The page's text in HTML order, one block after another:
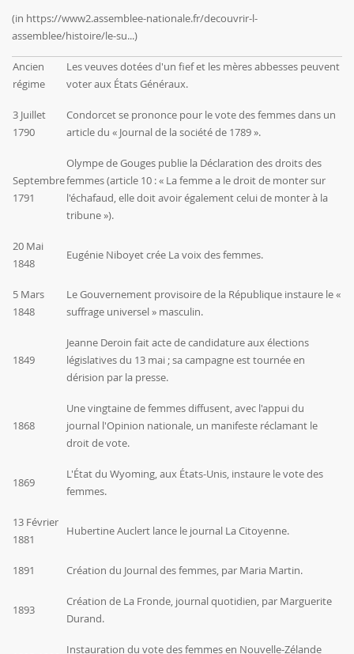
(in https://www2.assemblee-nationale.fr/decouvrir-l-
assemblee/histoire/le-su...)
Ancien
régime
Les veuves dotées d'un fief et les mères abbesses peuvent
voter aux États Généraux.
3 Juillet
1790
Condorcetse prononce pour le vote des femmes dans un
article du « Journal de la société de 1789 ».
Septembre
1791
Olympe de Gouges publie la Déclaration des droits des
femmes (article 10 : « La femme a le droit de monter sur
l'échafaud, elle doit avoir également celui de monter à la
tribune »).
20 Mai
1848
Eugénie Niboyet crée La voix des femmes.
5 Mars
1848
Le Gouvernement provisoire de la République instaure le «
suffrage universel » masculin.
1849
Jeanne Deroin fait acte de candidature aux élections
législatives du 13 mai ; sa campagne est tournée en
dérision par la presse.
1868
Une vingtaine de femmes diffusent, avec l'appui du
journal l'Opinion nationale, un manifeste réclamant le
droit de vote.
1869
L'État du Wyoming, aux États-Unis, instaure le vote des
femmes.
13 Février
1881
Hubertine Auclert lance le journal La Citoyenne.
1891 Création du Journal des femmes, par Maria Martin.
1893
Création de La Fronde, journal quotidien, par Marguerite
Durand.
Instauration du vote des femmes en Nouvelle-Zélande